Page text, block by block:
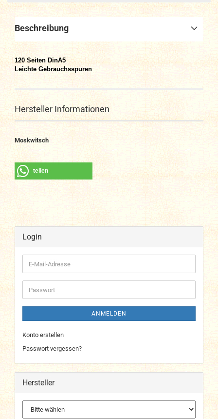
Beschreibung
120Seiten DinA5
Leichte Gebrauchsspuren
Hersteller Informationen
Moskwitsch
teilen
Login
E-
Mail-
Adresse
Passwort
ANMELDEN
Konto erstellen
Passwort vergessen?
Hersteller